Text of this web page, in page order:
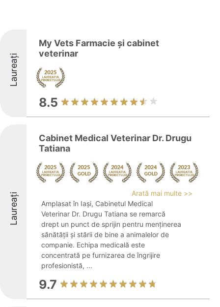
Laureați
My Vets Farmacie și cabinet
veterinar
8.5
Laureați
Cabinet Medical Veterinar Dr. Drugu
Tatiana
Arată mai multe >>
Amplasat în Iași, Cabinetul Medical
Veterinar Dr. Drugu Tatiana se remarcă
drept un punct de sprijin pentru menținerea
sănătății și stării de bine a animalelor de
companie. Echipa medicală este
concentrată pe furnizarea de îngrijire
profesionistă, ...
9.7